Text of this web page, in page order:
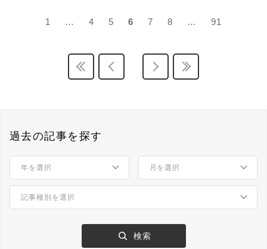
1 … 4 5 6 7 8 … 91
過去の記事を探す